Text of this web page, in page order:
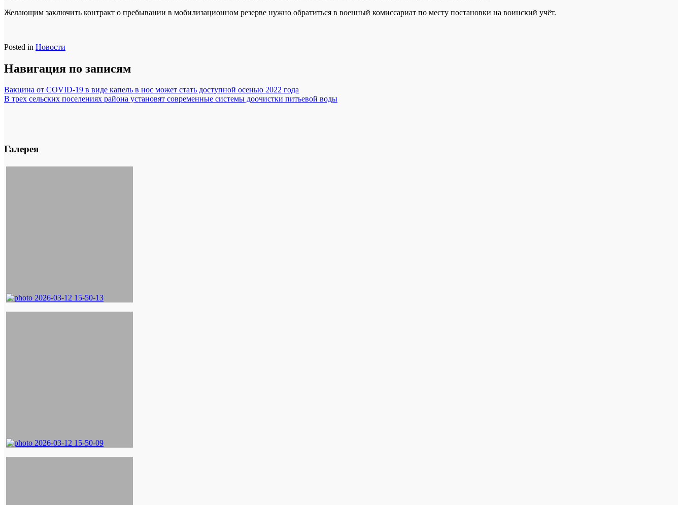
Желающим заключить контракт о пребывании в мобилизационном резерве нужно обратиться в военный комиссариат по месту постановки на воинский учёт.
Posted in Новости
Навигация по записям
Вакцина от COVID-19 в виде капель в нос может стать доступной осенью 2022 года
В трех сельских поселениях района установят современные системы доочистки питьевой воды
Галерея